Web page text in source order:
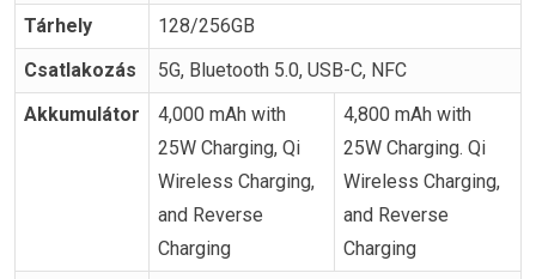
Tárhely
128/256GB
Csatlakozás
5G, Bluetooth 5.0, USB-C, NFC
Akkumulátor
4,000 mAh with
25W Charging, Qi
Wireless Charging,
and Reverse
Charging
4,800 mAh with
25W Charging. Qi
Wireless Charging,
and Reverse
Charging